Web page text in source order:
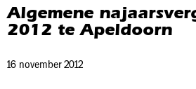
Algemene
2012 te Apeldoorn
16 november 2012